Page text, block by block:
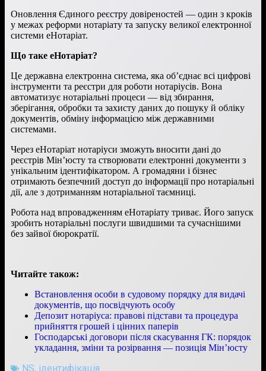
Оновлення Єдиного реєстру довіреностей — один з кроків
у межах реформи нотаріату та запуску великої електронної
системи еНотаріат.
Що таке еНотаріат?
Це державна електронна система, яка об’єднає всі цифрові
інструменти та реєстри для роботи нотаріусів. Вона
автоматизує нотаріальні процеси — від збирання,
зберігання, обробки та захисту даних до пошуку й обліку
документів, обміну інформацією між державними
системами.
Через еНотаріат нотаріуси зможуть вносити дані до
реєстрів Мін’юсту та створювати електронні документи з
унікальним ідентифікатором. А громадяни і бізнес
отримають безпечний доступ до інформації про нотаріальні
дії, але з дотриманням нотаріальної таємниці.
Робота над впровадженням еНотаріату триває. Його запуск
зробить нотаріальні послуги швидшими та сучаснішими
без зайвої бюрократії.
Читайте також:
Встановлення особи в судовому порядку для видачі
документів, що посвідчують особу
Депозит нотаріуса: правові підстави та процедура
прийняття грошей і цінних паперів
Господарські договори після скасування ГК: порядок
укладання, зміни та розірвання — позиція Мін’юсту
NS, ідентифікація